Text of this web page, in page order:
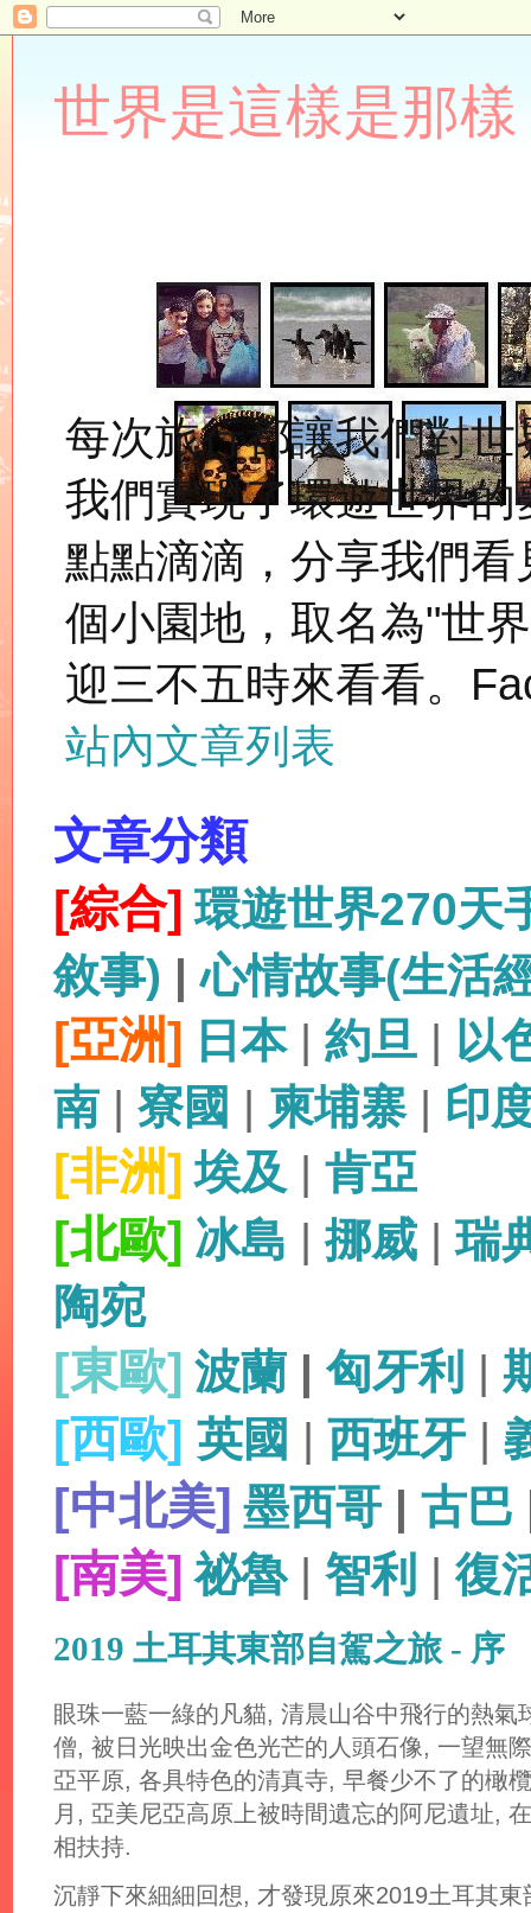
世界是這樣是那樣
每次旅行都讓我們對
我們實現了環遊世界
點點滴滴，分享我們
個小園地，取名為"世
迎三不五時來看看。
站內文章列表
文章分類
[綜合] 環遊世界270天
敘事) |心情故事(生活
[亞洲] 日本| 約旦 | 以
南 | 寮國 | 柬埔寨| 印
[非洲] 埃及 | 肯亞
[北歐] 冰島 |挪威 |瑞
陶宛
[東歐] 波蘭 | 匈牙利 |
[西歐] 英國 | 西班牙 |
[中北美] 墨西哥 | 古巴
[南美] 祕魯| 智利 |復
2019 土耳其東部自駕之旅 - 序
眼珠一藍一綠的凡貓, 清晨山谷中飛行的熱
僧, 被日光映出金色光芒的人頭石像, 一望無
亞平原, 各具特色的清真寺, 早餐少不了的橄
月, 亞美尼亞高原上被時間遺忘的阿尼遺址,
相扶持.
沉靜下來細細回想, 才發現原來2019土耳其